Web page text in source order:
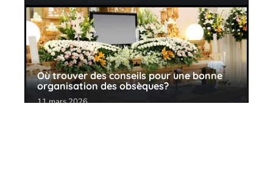
Où trouver des conseils pour une bonne
organisation des obsèques?
11 mars 2026